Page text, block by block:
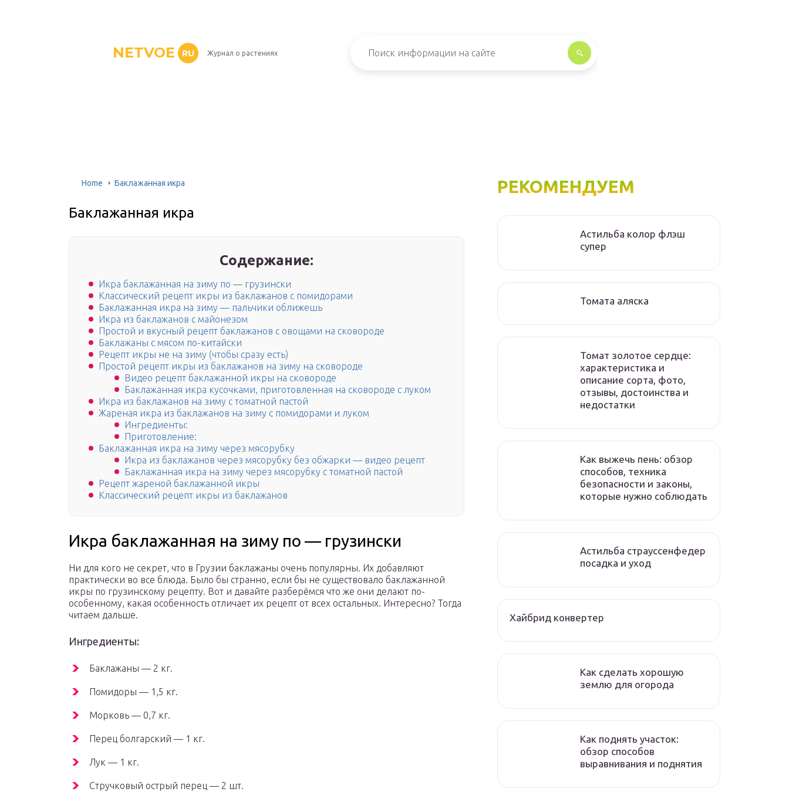
NETVOE RU Журнал о растениях
Home Баклажанная икра
Баклажанная икра
Содержание:
Икра баклажанная на зиму по — грузински
Классический рецепт икры из баклажанов с помидорами
Баклажанная икра на зиму — пальчики оближешь
Икра из баклажанов с майонезом
Простой и вкусный рецепт баклажанов с овощами на сковороде
Баклажаны с мясом по-китайски
Рецепт икры не на зиму (чтобы сразу есть)
Простой рецепт икры из баклажанов на зиму на сковороде
Видео рецепт баклажанной икры на сковороде
Баклажанная икра кусочками, приготовленная на сковороде с луком
Икра из баклажанов на зиму с томатной пастой
Жареная икра из баклажанов на зиму с помидорами и луком
Ингредиенты:
Приготовление:
Баклажанная икра на зиму через мясорубку
Икра из баклажанов через мясорубку без обжарки — видео рецепт
Баклажанная икра на зиму через мясорубку с томатной пастой
Рецепт жареной баклажанной икры
Классический рецепт икры из баклажанов
Икра баклажанная на зиму по — грузински
Ни для кого не секрет, что в Грузии баклажаны очень популярны. Их добавляют
практически во все блюда. Было бы странно, если бы не существовало баклажанной
икры по грузинскому рецепту. Вот и давайте разберёмся что же они делают по-
особенному, какая особенность отличает их рецепт от всех остальных. Интересно? Тогда
читаем дальше.
Ингредиенты:
Баклажаны — 2 кг.
Помидоры — 1,5 кг.
Морковь — 0,7 кг.
Перец болгарский — 1 кг.
Лук — 1 кг.
Стручковый острый перец — 2 шт.
РЕКОМЕНДУЕМ
Астильба колор флэш
супер
Томата аляска
Томат золотое сердце:
характеристика и
описание сорта, фото,
отзывы, достоинства и
недостатки
Как выжечь пень: обзор
способов, техника
безопасности и законы,
которые нужно соблюдать
Астильба страуссенфедер
посадка и уход
Хайбрид конвертер
Как сделать хорошую
землю для огорода
Как поднять участок:
обзор способов
выравнивания и поднятия